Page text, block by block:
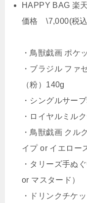
HAPPY BAG 楽
価格 \7,000(税
・鳥獣戯画 ポケ
・ブラジル ファ
（粉）140g
・シングルサー
・ロイヤルミル
・鳥獣戯画 クル
イプ or イエロー
・タリーズ手ぬ
or マスタード）
・ドリンクチケ